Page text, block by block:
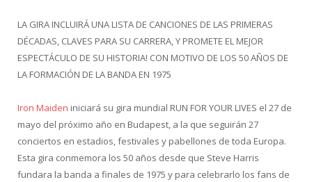
LA GIRA INCLUIRÁ UNA LISTA DE CANCIONES DE LAS PRIMERAS
DÉCADAS, CLAVES PARA SU CARRERA, Y PROMETE EL MEJOR
ESPECTÁCULO DE SU HISTORIA! CON MOTIVO DE LOS 50 AÑOS DE
LA FORMACIÓN DE LA BANDA EN 1975
Iron Maiden iniciará su gira mundial RUN FOR YOUR LIVES el 27 de
mayo del próximo año en Budapest, a la que seguirán 27
conciertos en estadios, festivales y pabellones de toda Europa.
Esta gira conmemora los 50 años desde que Steve Harris
fundara la banda a finales de 1975 y para celebrarlo los fans de